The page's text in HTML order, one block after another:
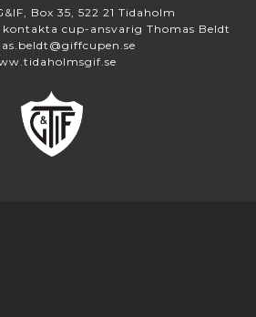
Box 35, 522 21 Tidaholm
cup-ansvarig Thomas Beldt